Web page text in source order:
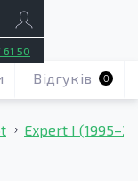
61 50
Expert I
Відгуків 0